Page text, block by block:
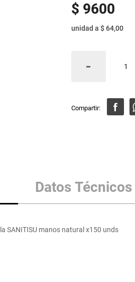
$ 9600
unidad a $ 64,00
Datos Técnicos
SANITISU manos natural x150 unds